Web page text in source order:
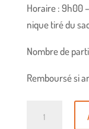
Horaire : 9h00
nique tiré du
Nombre de
Remboursé si